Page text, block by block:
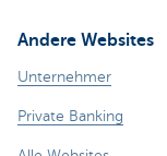
Andere Websites
Unternehmer
Private Banking